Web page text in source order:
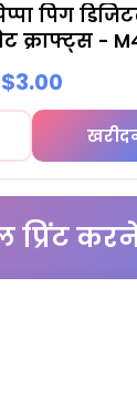
पिग
क्राफ्ट्स -
$3.00
प्रिंट